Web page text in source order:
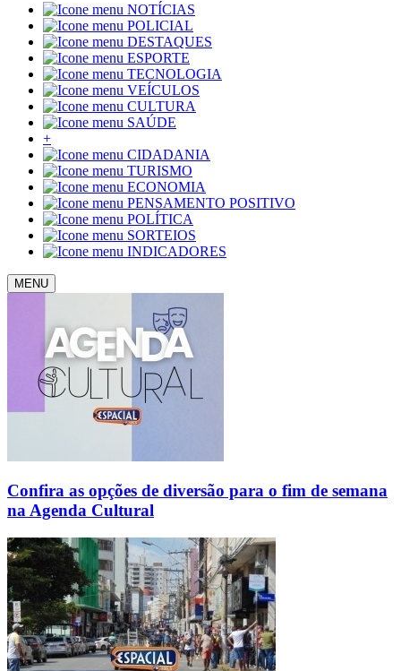
NOTÍCIAS
POLICIAL
DESTAQUES
ESPORTE
TECNOLOGIA
VEÍCULOS
CULTURA
SAÚDE
+
CIDADANIA
TURISMO
ECONOMIA
PENSAMENTO POSITIVO
POLÍTICA
SORTEIOS
INDICADORES
MENU
Confira as opções de diversão para o fim de semana
na Agenda Cultural